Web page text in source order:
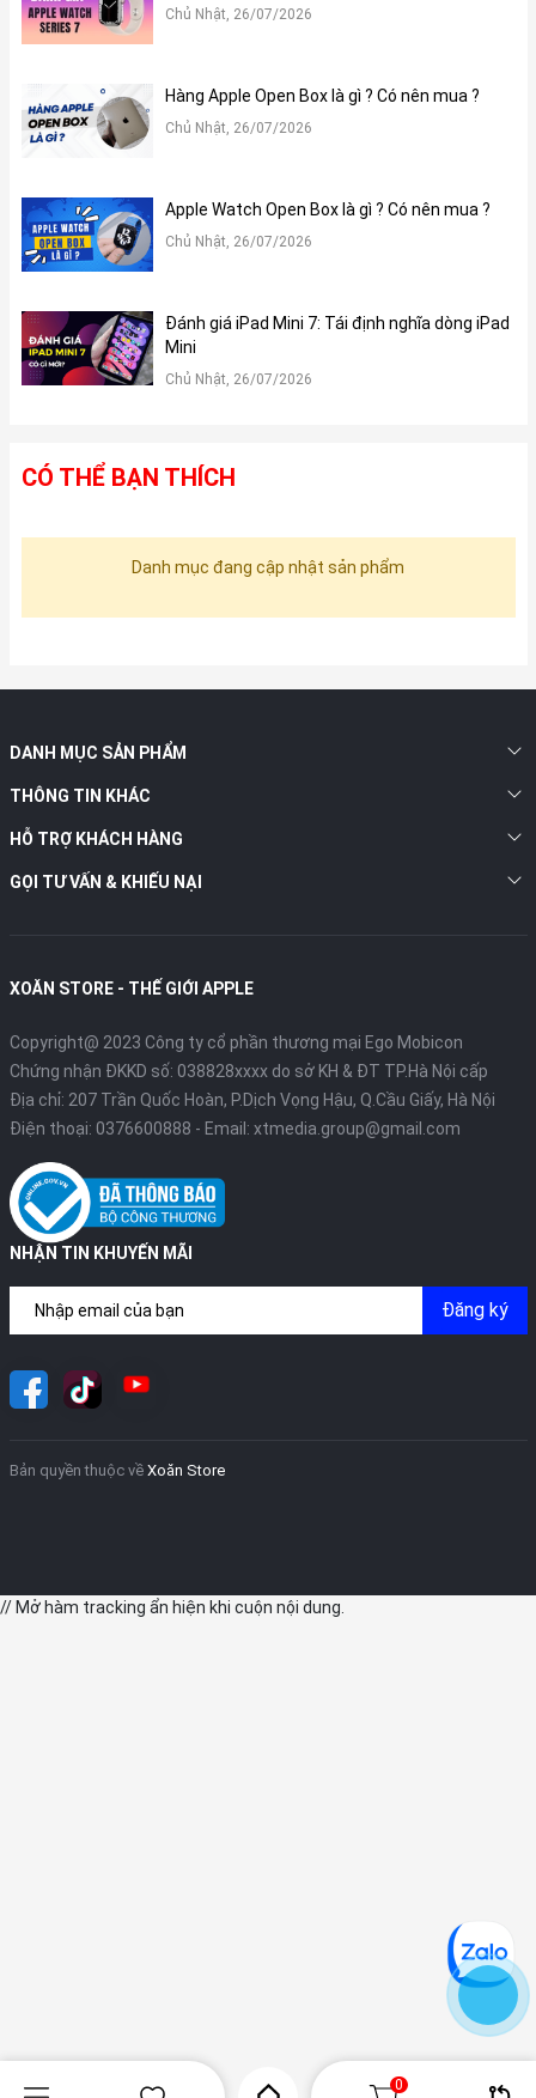
Chủ Nhật, 26/07/2026
Hàng Apple Open Box là gì ? Có nên mua ?
Chủ Nhật, 26/07/2026
Apple Watch Open Box là gì ? Có nên mua ?
Chủ Nhật, 26/07/2026
Đánh giá iPad Mini 7: Tái định nghĩa dòng iPad
Mini
Chủ Nhật, 26/07/2026
CÓ THỂ BẠN THÍCH
Danh mục đang cập nhật sản phẩm
DANH MỤC SẢN PHẨM
THÔNG TIN KHÁC
HỖ TRỢ KHÁCH HÀNG
GỌI TƯ VẤN & KHIẾU NẠI
XOĂN STORE - THẾ GIỚI APPLE
Copyright@ 2023 Công ty cổ phần thương mại Ego Mobicon
Chứng nhận ĐKKD số: 038828xxxx do sở KH & ĐT TP.Hà Nội cấp
Địa chỉ: 207 Trần Quốc Hoàn, P.Dịch Vọng Hậu, Q.Cầu Giấy, Hà Nội
Điện thoại: 0376600888 - Email: xtmedia.group@gmail.com
NHẬN TIN KHUYẾN MÃI
Đăng ký
Bản quyền thuộc về Xoăn Store
0
// Mở hàm tracking ẩn hiện khi cuộn nội dung.